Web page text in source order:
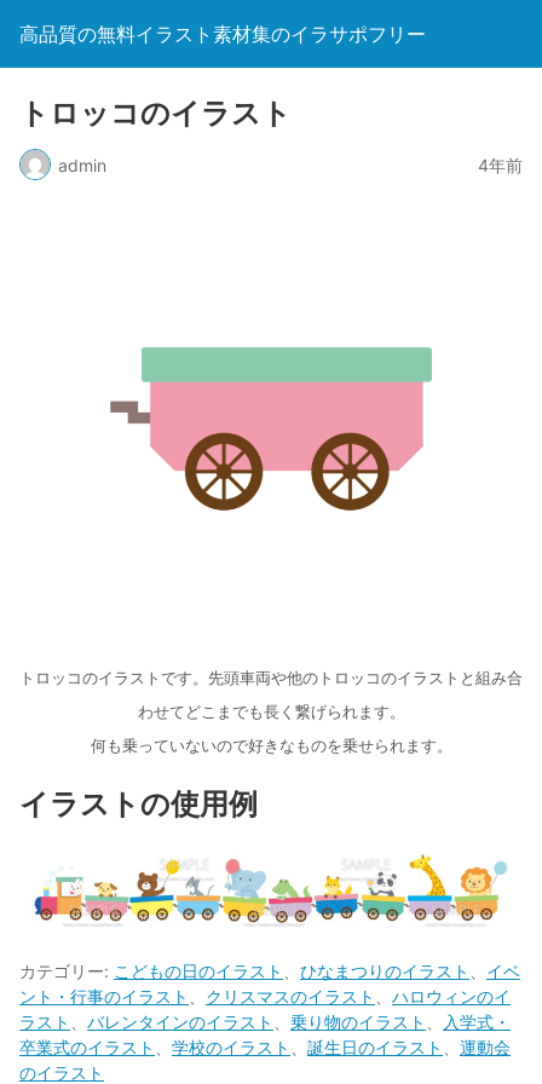
高品質の無料イラスト素材集のイラサポフリー
トロッコのイラスト
admin 4年前
トロッコのイラストです。先頭車両や他のトロッコのイラストと組み合
わせてどこまでも長く繋げられます。
何も乗っていないので好きなものを乗せられます。
イラストの使用例
カテゴリー: こどもの日のイラスト ひなまつりのイラスト
イベ
ント・行事のイラスト
クリスマスのイラスト
ハロウィンのイ
ラスト
バレンタインのイラスト 乗り物のイラスト
入学式・
卒業式のイラスト
学校のイラスト 誕生日のイラスト
運動会
のイラスト